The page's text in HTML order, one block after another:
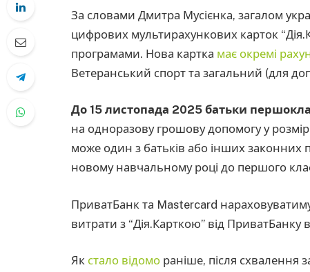
За словами Дмитра Мусієнка, загалом
цифрових мультирахункових карток
програмами. Нова картка має окремі
Ветеранський спорт та загальний (для
До 15 листопада 2025 батьки
на одноразову грошову допомогу у
може один з батьків або інших законних
новому навчальному році до першого
ПриватБанк та Mastercard
витрати з “Дія.Карткою” від
Як стало відомо раніше, після схвалення